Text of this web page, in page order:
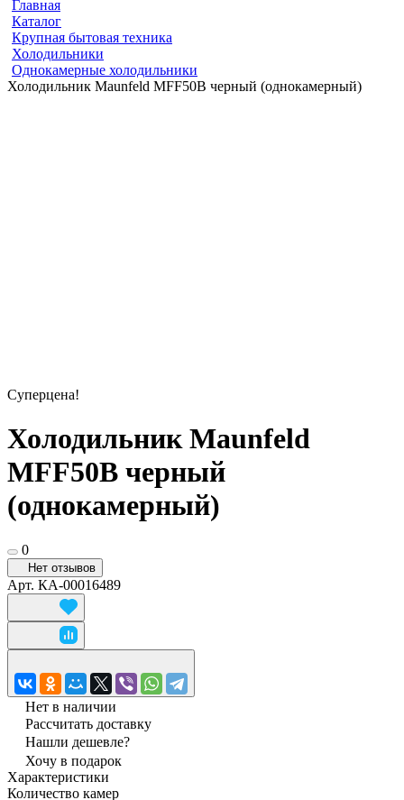
Главная
Каталог
Крупная бытовая техника
Холодильники
Однокамерные холодильники
Холодильник Maunfeld MFF50B черный (однокамерный)
Суперцена!
Холодильник Maunfeld
MFF50B черный
(однокамерный)
0
Нет отзывов
Арт. КА-00016489
Нет в наличии
Рассчитать доставку
Нашли дешевле?
Хочу в подарок
Характеристики
Количество камер